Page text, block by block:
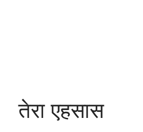
तेरा एहसास